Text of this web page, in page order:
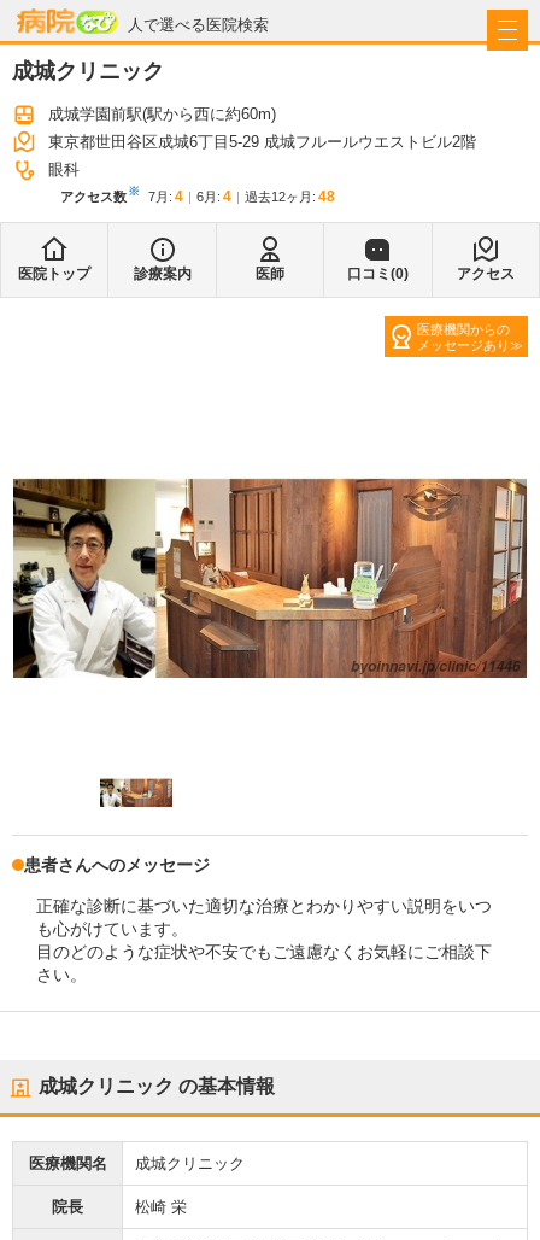
人で選べる医院検索
病院なび
成城クリニック
成城学園前駅(駅から西に約60m)
東京都世田谷区成城6丁目5-29 成城フルールウエストビル2階
眼科
アクセス数※ 7月 : 4 6月 : 4 過去12ヶ月: 48
医院トップ 診療案内 医師 口コミ(0) アクセス
医療機関からの
メッセージあり
患者さんへのメッセージ
正確な診断に基づいた適切な治療とわかりやすい説明をいつ
も心がけています。
目のどのような症状や不安でもご遠慮なくお気軽にご相談下
さい。
成城クリニック の基本情報
医療機関名 成城クリニック
院長 松崎 栄